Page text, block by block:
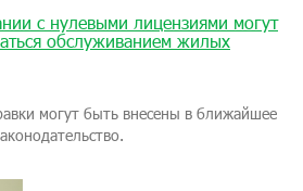
с нулевыми лицензиями могут
обслуживанием жилых
могут быть внесены в ближайшее